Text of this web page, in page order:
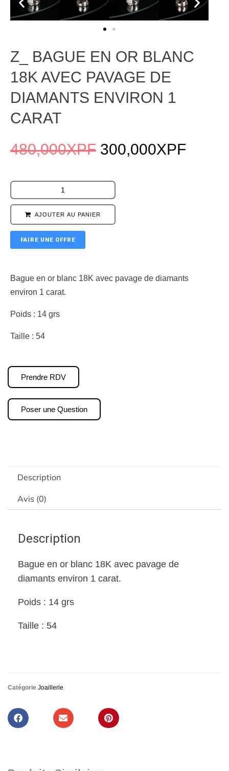
Z_ BAGUE EN OR BLANC
18K AVEC PAVAGE DE
DIAMANTS ENVIRON 1
CARAT
480,000XPF 300,000XPF
AJOUTER AU PANIER
FAIRE UNE OFFRE
Bague en or blanc 18K avec pavage de diamants
environ 1 carat.
Poids : 14 grs
Taille : 54
Prendre RDV
Poser une Question
Description
Avis (0)
Description
Bague en or blanc 18K avec pavage de
diamants environ 1 carat.
Poids : 14 grs
Taille : 54
Catégorie Joaillerie